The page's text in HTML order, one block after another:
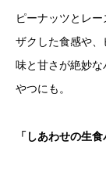
ピーナッツとレ
ザクした食感や
味と甘さが絶妙
やつにも。
「しあわせの生